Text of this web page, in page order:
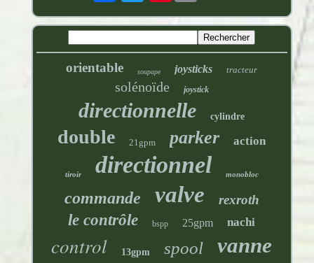
orientable soupape joysticks tracteur
solénoïde joystick
directionnelle cylindre
double 21gpm parker action
tiroir directionnel monobloc
commande valve rexroth
le contrôle bspp 25gpm nachi
control 13gpm spool vanne